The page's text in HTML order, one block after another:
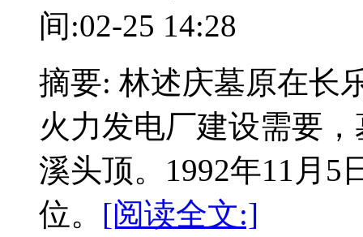
间:02-25 14:28
摘要: 林述庆墓原在长
火力发电厂建设需要
溪头顶。1992年11月5
位。 [阅读全文:]